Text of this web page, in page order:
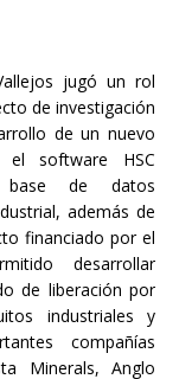
jugó un rol
de investigación
de un nuevo
el software HSC
base de datos
además de
financiado por el
desarrollar
de liberación por
industriales y
compañías
Minerals, Anglo